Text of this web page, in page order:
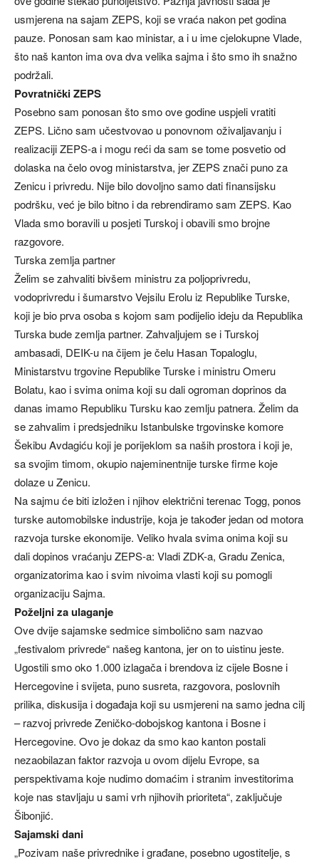
usmjerena na sajam ZEPS, koji se vraća nakon pet godina
pauze. Ponosan sam kao ministar, a i u ime cjelokupne Vlade,
što naš kanton ima ova dva velika sajma i što smo ih snažno
podržali.
Povratnički ZEPS
Posebno sam ponosan što smo ove godine uspjeli vratiti
ZEPS. Lično sam učestvovao u ponovnom oživaljavanju i
realizaciji ZEPS-a i mogu reći da sam se tome posvetio od
dolaska na čelo ovog ministarstva, jer ZEPS znači puno za
Zenicu i privredu. Nije bilo dovoljno samo dati finansijsku
podršku, već je bilo bitno i da rebrendiramo sam ZEPS. Kao
Vlada smo boravili u posjeti Turskoj i obavili smo brojne
razgovore.
Turska zemlja partner
Želim se zahvaliti bivšem ministru za poljoprivredu,
vodoprivredu i šumarstvo Vejsilu Erolu iz Republike Turske,
koji je bio prva osoba s kojom sam podijelio ideju da Republika
Turska bude zemlja partner. Zahvaljujem se i Turskoj
ambasadi, DEIK-u na čijem je čelu Hasan Topaloglu,
Ministarstvu trgovine Republike Turske i ministru Omeru
Bolatu, kao i svima onima koji su dali ogroman doprinos da
danas imamo Republiku Tursku kao zemlju patnera. Želim da
se zahvalim i predsjedniku Istanbulske trgovinske komore
Šekibu Avdagiću koji je porijeklom sa naših prostora i koji je,
sa svojim timom, okupio najeminentnije turske firme koje
dolaze u Zenicu.
Na sajmu će biti izložen i njihov električni terenac Togg, ponos
turske automobilske industrije, koja je također jedan od motora
razvoja turske ekonomije. Veliko hvala svima onima koji su
dali dopinos vraćanju ZEPS-a: Vladi ZDK-a, Gradu Zenica,
organizatorima kao i svim nivoima vlasti koji su pomogli
organizaciju Sajma.
Poželjni za ulaganje
Ove dvije sajamske sedmice simbolično sam nazvao
„festivalom privrede“ našeg kantona, jer on to uistinu jeste.
Ugostili smo oko 1.000 izlagača i brendova iz cijele Bosne i
Hercegovine i svijeta, puno susreta, razgovora, poslovnih
prilika, diskusija i događaja koji su usmjereni na samo jedna cilj
– razvoj privrede Zeničko-dobojskog kantona i Bosne i
Hercegovine. Ovo je dokaz da smo kao kanton postali
nezaobilazan faktor razvoja u ovom dijelu Evrope, sa
perspektivama koje nudimo domaćim i stranim investitorima
koje nas stavljaju u sami vrh njihovih prioriteta“, zaključuje
Šibonjić.
Sajamski dani
„Pozivam naše privrednike i građane, posebno ugostitelje, s